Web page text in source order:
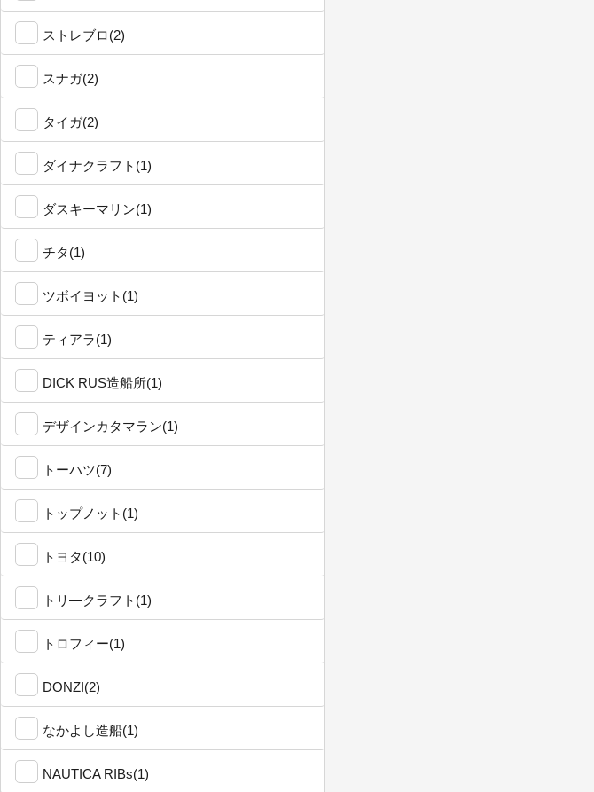
ストレブロ(2)
スナガ(2)
タイガ(2)
ダイナクラフト(1)
ダスキーマリン(1)
チタ(1)
ツボイヨット(1)
ティアラ(1)
DICK RUS造船所(1)
デザインカタマラン(1)
トーハツ(7)
トップノット(1)
トヨタ(10)
トリ―クラフト(1)
トロフィー(1)
DONZI(2)
なかよし造船(1)
NAUTICA RIBs(1)